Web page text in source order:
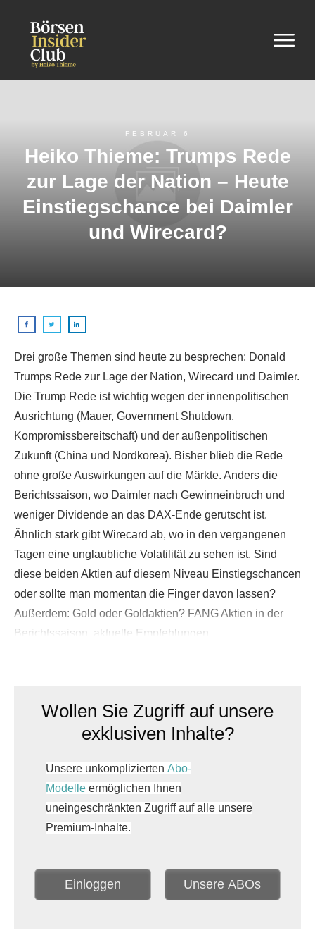
FEBRUAR 6
Heiko Thieme: Trumps Rede
zur Lage der Nation – Heute
Einstiegschance bei Daimler
und Wirecard?
Drei große Themen sind heute zu besprechen: Donald
Trumps Rede zur Lage der Nation, Wirecard und Daimler.
Die Trump Rede ist wichtig wegen der innenpolitischen
Ausrichtung (Mauer, Government Shutdown,
Kompromissbereitschaft) und der außenpolitischen
Zukunft (China und Nordkorea). Bisher blieb die Rede
ohne große Auswirkungen auf die Märkte. Anders die
Berichtssaison, wo Daimler nach Gewinneinbruch und
weniger Dividende an das DAX-Ende gerutscht ist.
Ähnlich stark gibt Wirecard ab, wo in den vergangenen
Tagen eine unglaubliche Volatilität zu sehen ist. Sind
diese beiden Aktien auf diesem Niveau Einstiegschancen
oder sollte man momentan die Finger davon lassen?
Außerdem: Gold oder Goldaktien? FANG Aktien in der
Berichtssaison, aktuelle Empfehlungen.
Wollen Sie Zugriff auf unsere
exklusiven Inhalte?
Unsere unkomplizierten Abo-
Modelle ermöglichen Ihnen
uneingeschränkten Zugriff auf alle unsere
Premium-Inhalte.
Einloggen Unsere ABOs